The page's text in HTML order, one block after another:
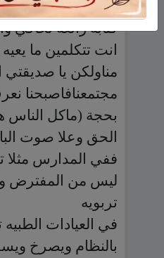
14/03/2014 الساعة 11:39
كتابه رائعه تحاكي
انت تتكلمين ما
مناولكن يا صديقتي
مجتمعنافاصبحنا
بحجة (ماكل
الحق وعلا صوت
ففي المدارس مثلا
ليس من المفترض
تربويه
في العيادات
بالنظام ويصرخ